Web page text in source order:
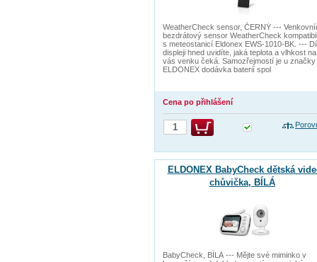
WeatherCheck sensor, ČERNÝ ---
bezdrátový sensor WeatherCheck
s meteostanicí Eldonex EWS-1010-BK. ---
displeji hned uvidíte, jaká teplota a vlhkost na
vás venku čeká. Samozřejmostí je u značky
ELDONEX dodávka baterií spol
Cena po přihlášení
ELDONEX BabyCheck dětská
chůvička, BÍLÁ
BabyCheck, BÍLÁ --- Mějte své miminko v